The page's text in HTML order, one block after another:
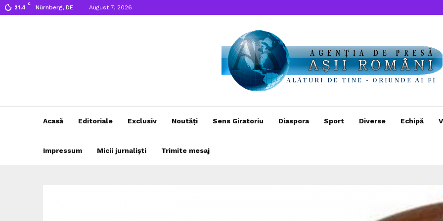
21.4
C
Nürnberg, DE August 7, 2026
Acasă Editoriale Exclusiv Noutăți Sens Giratoriu Diaspora Sport Diverse Echipă
Impressum Micii jurnaliști Trimite mesaj